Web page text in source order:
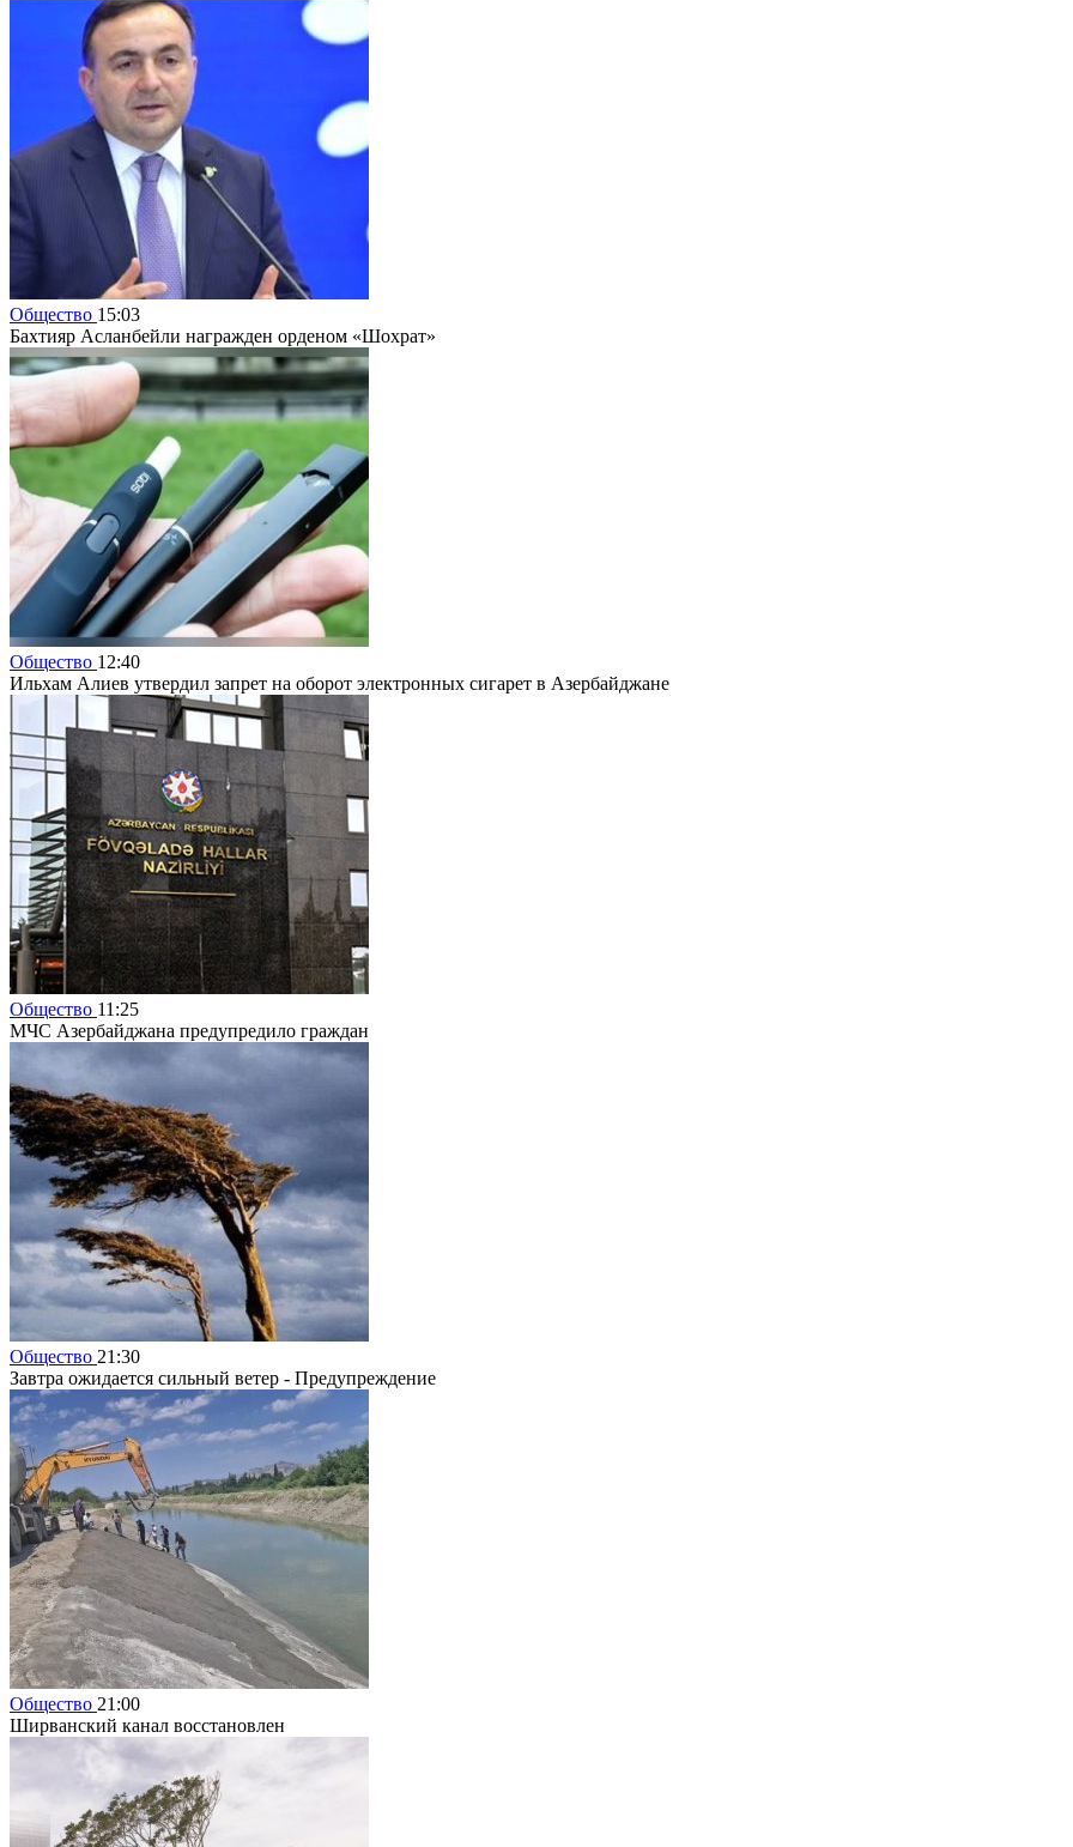
Общество 15:03
Бахтияр Асланбейли награжден орденом «Шохрат»
Общество 12:40
Ильхам Алиев утвердил запрет на оборот электронных сигарет в Азербайджане
Общество 11:25
МЧС Азербайджана предупредило граждан
Общество 21:30
Завтра ожидается сильный ветер - Предупреждение
Общество 21:00
Ширванский канал восстановлен